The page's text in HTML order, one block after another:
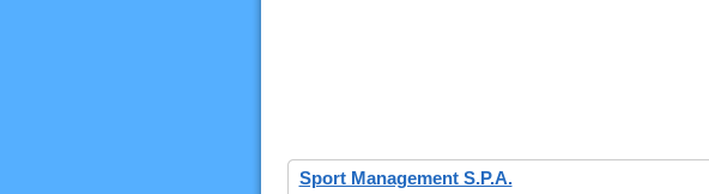
Sport Management S.P.A.